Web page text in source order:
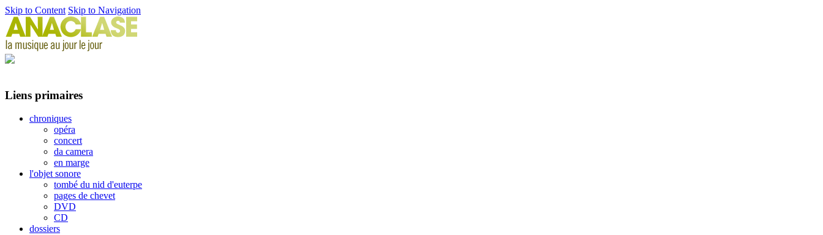
Skip to Content Skip to Navigation
Liens primaires
chroniques
opéra
concert
da camera
en marge
l'objet sonore
tombé du nid d'euterpe
pages de chevet
DVD
CD
dossiers